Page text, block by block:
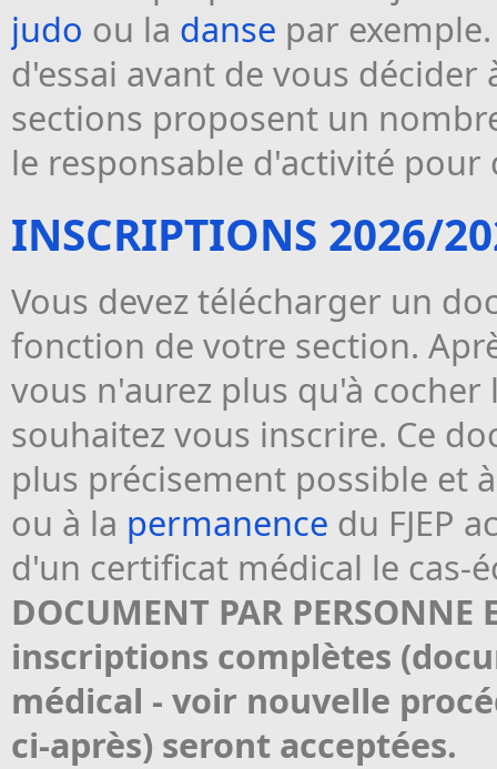
judo ou la danse par
d'essai avant de vous
sections proposent un
le responsable d'activité
INSCRIPTIONS 2026/
Vous devez télécharger un
fonction de votre section.
vous n'aurez plus qu'à
souhaitez vous inscrire. Ce
plus précisement possible et
ou à la permanence du FJEP
d'un certificat médical le cas-
DOCUMENT PAR
inscriptions complètes
médical - voir nouvelle
ci-après) seront acceptées.